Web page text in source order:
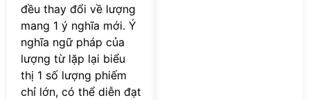
đều thay đổi về lượng
mang 1 ý nghĩa mới. Ý
nghĩa ngữ pháp của
lượng từ lặp lại biểu
thị 1 số lượng phiếm
chỉ lớn, có thể diễn đạt